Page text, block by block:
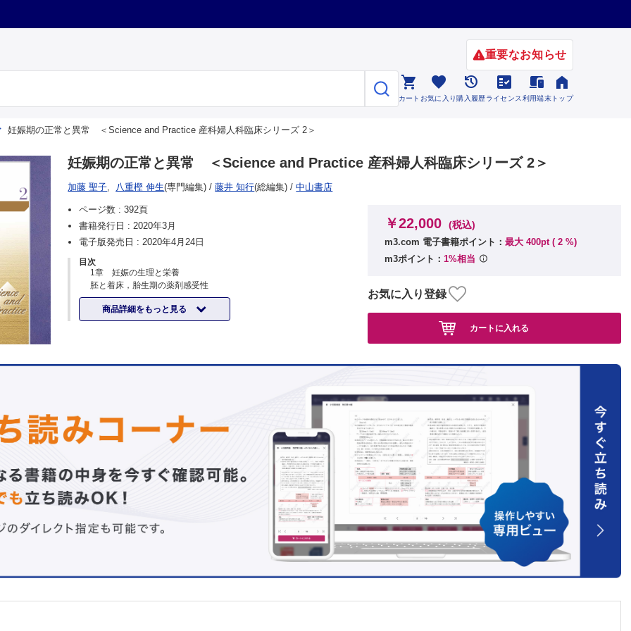
重要なお知らせ

カート

お気に入り

購入履歴

ライセンス

利用端末

トップ
妊娠期の正常と異常 ＜Science and Practice 産科婦人科臨床シリーズ 2＞
妊娠期の正常と異常 ＜Science and Practice 産科婦人科臨床シリーズ 2＞
加藤 聖子, 八重樫 伸生(専門編集) /藤井 知行(総編集) /中山書店
ページ数 :392頁
書籍発行日 :2020年3月
電子版発売日 :2020年4月24日
目次
1章 妊娠の生理と栄養
胚と着床，胎生期の薬剤感受性
母体の変化
妊娠中の食事と栄養管理
2章 妊娠初期の異常とその管理
早産の病理
早産の管理
HELLP症候群・急性妊娠脂肪肝
妊娠糖尿病
悪性腫瘍合併妊娠
5章 胎児・胎児付属物の異常とその管理
先天性心疾患－胎児心エコーによる評価
商品詳細をもっと見る
￥22,000 (税込)
m3.com 電子書籍ポイント： 最大 400pt ( 2 %)
m3ポイント： 1%相当
お気に入り登録
カートに入れる